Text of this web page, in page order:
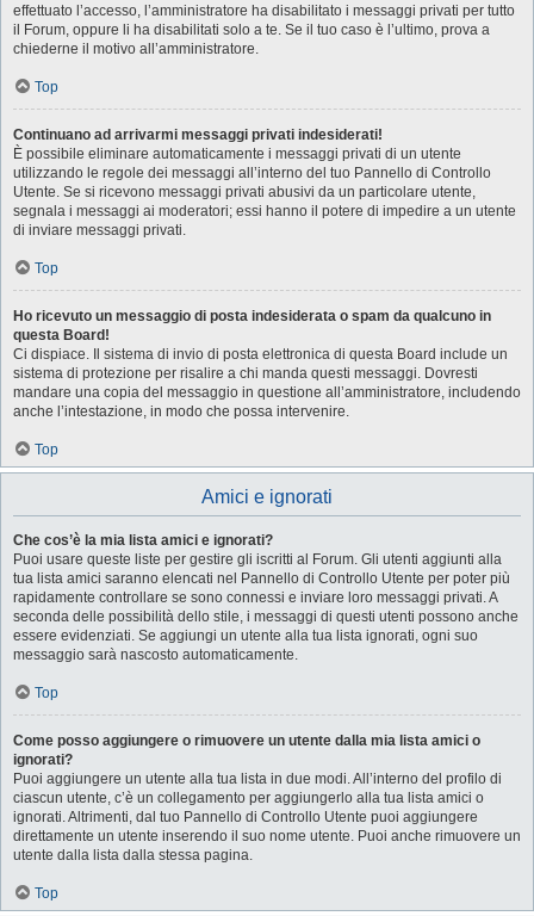
effettuato l’accesso, l’amministratore ha disabilitato i messaggi privati per tutto
il Forum, oppure li ha disabilitati solo a te. Se il tuo caso è l’ultimo, prova a
chiederne il motivo all’amministratore.
Top
Continuano ad arrivarmi messaggi privati indesiderati!
È possibile eliminare automaticamente i messaggi privati ​​di un utente
utilizzando le regole dei messaggi all’interno del tuo Pannello di Controllo
Utente. Se si ricevono messaggi privati ​​abusivi da un particolare utente,
segnala i messaggi ai moderatori; essi hanno il potere di impedire a un utente
di inviare messaggi privati​​.
Top
Ho ricevuto un messaggio di posta indesiderata o spam da qualcuno in
questa Board!
Ci dispiace. Il sistema di invio di posta elettronica di questa Board include un
sistema di protezione per risalire a chi manda questi messaggi. Dovresti
mandare una copia del messaggio in questione all’amministratore, includendo
anche l’intestazione, in modo che possa intervenire.
Top
Amici e ignorati
Che cos’è la mia lista amici e ignorati?
Puoi usare queste liste per gestire gli iscritti al Forum. Gli utenti aggiunti alla
tua lista amici saranno elencati nel Pannello di Controllo Utente per poter più
rapidamente controllare se sono connessi e inviare loro messaggi privati. A
seconda delle possibilità dello stile, i messaggi di questi utenti possono anche
essere evidenziati. Se aggiungi un utente alla tua lista ignorati, ogni suo
messaggio sarà nascosto automaticamente.
Top
Come posso aggiungere o rimuovere un utente dalla mia lista amici o
ignorati?
Puoi aggiungere un utente alla tua lista in due modi. All’interno del profilo di
ciascun utente, c’è un collegamento per aggiungerlo alla tua lista amici o
ignorati. Altrimenti, dal tuo Pannello di Controllo Utente puoi aggiungere
direttamente un utente inserendo il suo nome utente. Puoi anche rimuovere un
utente dalla lista dalla stessa pagina.
Top